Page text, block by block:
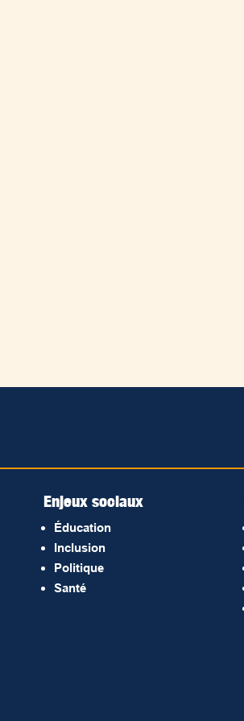
Enjeux sociaux
Éducation
Inclusion
Politique
Santé